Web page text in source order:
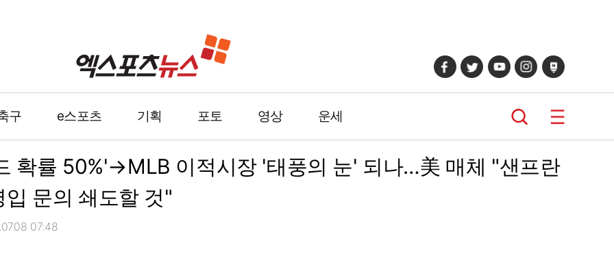
구 e스포츠 기획 포토 영상 운세
확률 50%'→MLB 이적시장 '태풍의 눈' 되나…美 매체 "샌프란
문의 쇄도할 것"
07:48